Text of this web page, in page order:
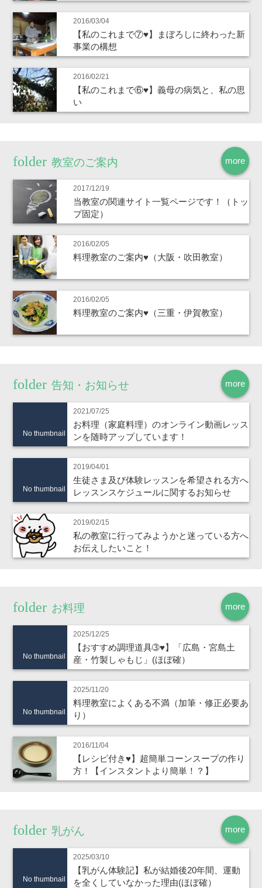
2016/03/04
【私のこれまで⑦♥】まぼろしに終わった新
事業の構想
2016/02/21
【私のこれまで⑥♥】義母の病気と、私の思
い
more
教室のご案内
2017/12/19
当教室の関連サイト一覧ページです！（トッ
プ固定）
2016/02/05
料理教室のご案内♥（大阪・吹田教室）
2016/02/05
料理教室のご案内♥（三重・伊賀教室）
more
告知・お知らせ
No thumbnail
2021/07/25
お料理（家庭料理）のオンライン動画レッス
ンを随時アップしています！
No thumbnail
2019/04/01
生徒さま及び体験レッスンを希望される方へ
レッスンスケジュールに関するお知らせ
2019/02/15
私の教室に行ってみようかと迷っている方へ
お伝えしたいこと！
more
お料理
No thumbnail
2025/12/25
【おすすめ調理道具➂♥】「広島・宮島土
産・竹製しゃもじ」(ほぼ確）
No thumbnail
2025/11/20
料理教室によくある不満（加筆・修正必要あ
り）
2016/11/04
【レシピ付き♥】超簡単コーンスープの作り
方！【インスタントより簡単！？】
more
乳がん
No thumbnail
2025/03/10
【乳がん体験記】私が結婚後20年間、運動
を全くしていなかった理由(ほぼ確）